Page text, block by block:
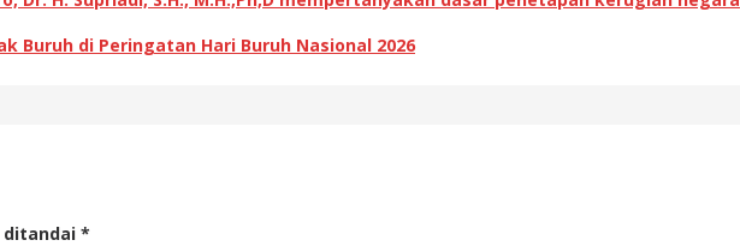
Buruh di Peringatan Hari Buruh Nasional 2026
ditandai *